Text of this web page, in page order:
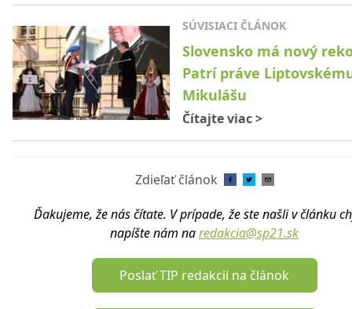
SÚVISIACI ČLÁNOK
Slovensko má nový
Patrí práve
Mikulášu
Čítajte viac>
Zdieľať článok
Ďakujeme, že nás čítate. V prípade, že ste našli v článku
napíšte nám naredakcia@sp21.sk
Poslať TIP redakcii na článok